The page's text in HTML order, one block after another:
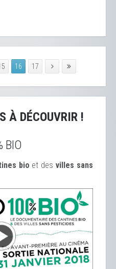
16 17
À DÉCOUVRIR !
BIO
bio et desvilles sans